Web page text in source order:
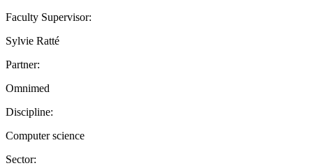
Faculty Supervisor:
Sylvie Ratté
Partner:
Omnimed
Discipline:
Computer science
Sector: